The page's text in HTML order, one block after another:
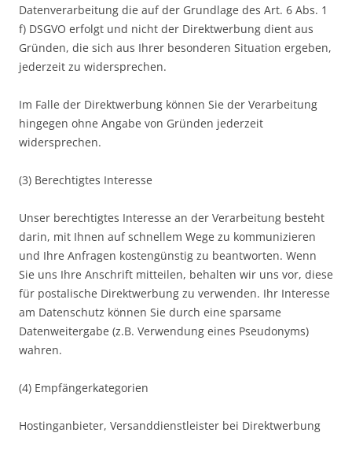
Datenverarbeitung die auf der Grundlage des Art. 6 Abs. 1
f) DSGVO erfolgt und nicht der Direktwerbung dient aus
Gründen, die sich aus Ihrer besonderen Situation ergeben,
jederzeit zu widersprechen.
Im Falle der Direktwerbung können Sie der Verarbeitung
hingegen ohne Angabe von Gründen jederzeit
widersprechen.
(3) Berechtigtes Interesse
Unser berechtigtes Interesse an der Verarbeitung besteht
darin, mit Ihnen auf schnellem Wege zu kommunizieren
und Ihre Anfragen kostengünstig zu beantworten. Wenn
Sie uns Ihre Anschrift mitteilen, behalten wir uns vor, diese
für postalische Direktwerbung zu verwenden. Ihr Interesse
am Datenschutz können Sie durch eine sparsame
Datenweitergabe (z.B. Verwendung eines Pseudonyms)
wahren.
(4) Empfängerkategorien
Hostinganbieter, Versanddienstleister bei Direktwerbung